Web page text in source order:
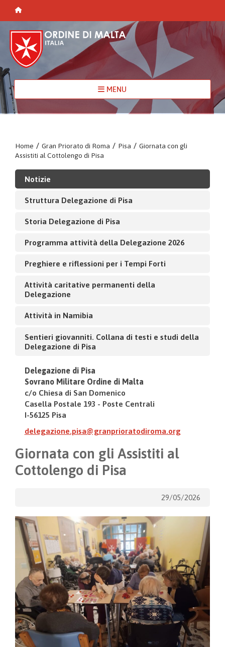
MENU
Home / Gran Priorato di Roma / Pisa / Giornata con gli
Assistiti al Cottolengo di Pisa
Notizie
Struttura Delegazione di Pisa
Storia Delegazione di Pisa
Programma attività della Delegazione 2026
Preghiere e riflessioni per i Tempi Forti
Attività caritative permanenti della
Delegazione
Attività in Namibia
Sentieri giovanniti. Collana di testi e studi della
Delegazione di Pisa
Delegazione di Pisa
Sovrano Militare Ordine di Malta
c/o Chiesa di San Domenico
Casella Postale 193 - Poste Centrali
I-56125 Pisa
delegazione.pisa@granprioratodiroma.org
Giornata con gli Assistiti al
Cottolengo di Pisa
29/05/2026